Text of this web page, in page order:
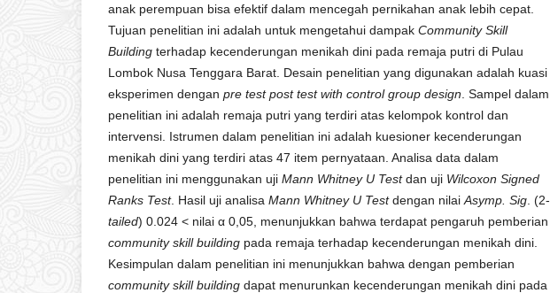
anak perempuan bisa efektif dalam mencegah pernikahan anak lebih cepat.
Tujuan penelitian ini adalah untuk mengetahui dampak Community Skill
Building terhadap kecenderungan menikah dini pada remaja putri di Pulau
Lombok Nusa Tenggara Barat. Desain penelitian yang digunakan adalah kuasi
eksperimen dengan pre test post test with control group design . Sampel dalam
penelitian ini adalah remaja putri yang terdiri atas kelompok kontrol dan
intervensi. Istrumen dalam penelitian ini adalah kuesioner kecenderungan
menikah dini yang terdiri atas 47 item pernyataan. Analisa data dalam
penelitian ini menggunakan uji Mann Whitney U Testdan uji Wilcoxon Signed
Ranks Test. Hasil uji analisa Mann Whitney U Testdengan nilai Asymp. Sig . (2-
tailed) 0.024 < nilai α 0,05, menunjukkan bahwa terdapat pengaruh pemberian
community skill building pada remaja terhadap kecenderungan menikah dini.
Kesimpulan dalam penelitian ini menunjukkan bahwa dengan pemberian
community skill building dapat menurunkan kecenderungan menikah dini pada